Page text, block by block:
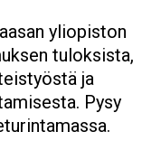
yliopiston
tuloksista,
ja
Pysy